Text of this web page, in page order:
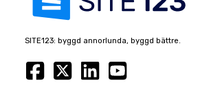
SITE123: byggd annorlunda, byggd bättre.